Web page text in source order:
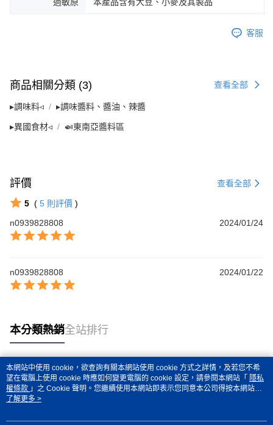
權轉讓予恩沛科技股份有限公司。
https://aftee.tw/terms/#terms3
３．未成年的使用者請事先徵得法定代理人或監護人之同意方可使用
「AFTEE先享後付」，若未經同意申辦者引起之損失，本公司不負相關責
請求用戶進行身份認證。
５．嚴禁一人註冊多個帳號或使用他人資訊註冊。若發現惡意使用之情形，
恩沛科技股份有限公司將有權停止該用戶之使用額度並採取法律行動。
客服
商品相關分類 (3) 查看全部
▸調味料◃ ▸調味醬料、醬油、辣醬
▸異國食材◃ 🍛東南亞醬料區
評價 查看全部
5 ( 5 則評價 )
n0939828808
2024/01/24
n0939828808 2024/01/22
本分類熱銷全站排行
熱門標籤
本網站中使用 cookie，欲查詢有關本網站使用 cookie 方式之詳情，及若您不希
望在電腦上使用 cookie 時應如何變更電腦的 cookie 設定，請參閱本網站「 隱私
權條款 」之 Cookie 聲明。您繼續使用本網站即表示您同意本公司得按本網站使
用條款之 Cookie 聲明使用 cookie。
了解更多 >